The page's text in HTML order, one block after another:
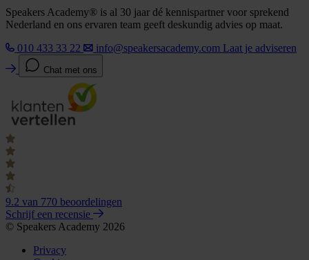
Speakers Academy® is al 30 jaar dé kennispartner voor sprekend
Nederland en ons ervaren team geeft deskundig advies op maat.
010 433 33 22
info@speakersacademy.com Laat je adviseren
Chat met ons
9.2 van 770 beoordelingen
Schrijf een recensie
© Speakers Academy 2026
Privacy